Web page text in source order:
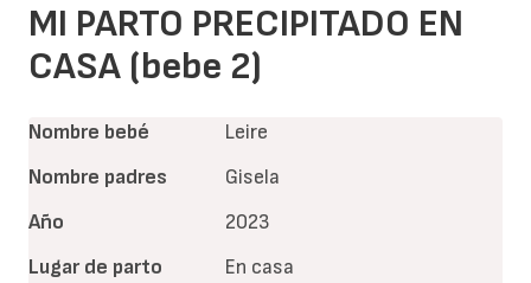
MI PARTO PRECIPITADO EN
CASA (bebe 2)
Nombre bebé
Leire
Nombre padres
Gisela
Año
2023
Lugar de parto
En casa